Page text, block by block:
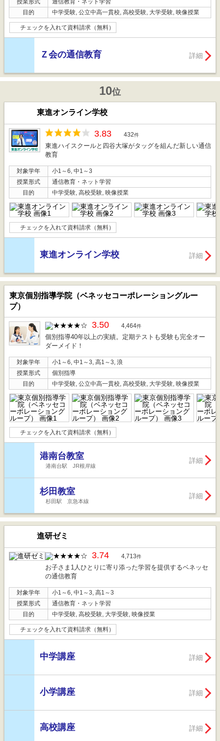
授業形式
通信教育・ネット学習
目的
中学受験, 公立中高一貫校, 高校受験, 大学受験, 映像授業
チェックを入れて資料請求（無料）
Ｚ会の通信教育 詳細
10位
東進オンライン学校
3.83 432件
東進ハイスクールと四谷大塚がタッグを組んだ新しい通信
教育
対象学年
小1～6, 中1～3
授業形式
通信教育・ネット学習
目的
中学受験, 高校受験, 映像授業
チェックを入れて資料請求（無料）
東進オンライン学校 詳細
東京個別指導学院（ベネッセコーポレーショングルー
プ）
3.50 4,464件
個別指導40年以上の実績。定期テストも受験も完全オー
ダーメイド！
対象学年
小1～6, 中1～3, 高1～3, 浪
授業形式
個別指導
目的
中学受験, 公立中高一貫校, 高校受験, 大学受験, 映像授業
チェックを入れて資料請求（無料）
港南台教室
港南台駅 JR根岸線
詳細
杉田教室
杉田駅 京急本線
詳細
進研ゼミ
3.74 4,713件
お子さま1人ひとりに寄り添った学習を提供するベネッセ
の通信教育
対象学年
小1～6, 中1～3, 高1～3
授業形式
通信教育・ネット学習
目的
中学受験, 高校受験, 大学受験, 映像授業
チェックを入れて資料請求（無料）
中学講座 詳細
小学講座 詳細
高校講座 詳細